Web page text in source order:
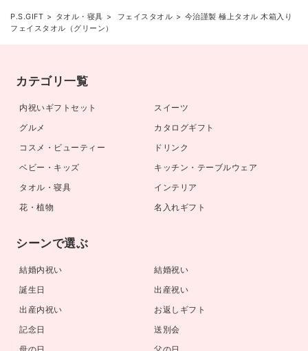
P.S.GIFT タオル・寝具 フェイスタオル
今治謹製 極上タオル 木箱入り
フェイスタオル（グリーン）
カテゴリ一覧
内祝いギフトセット
スイーツ
グルメ
カタログギフト
コスメ・ビューティー
ドリンク
ベビー・キッズ
キッチン・テーブルウェア
タオル・寝具
インテリア
花・植物
名入れギフト
シーンで選ぶ
結婚内祝い
結婚祝い
誕生日
出産祝い
出産内祝い
お返しギフト
記念日
送別会